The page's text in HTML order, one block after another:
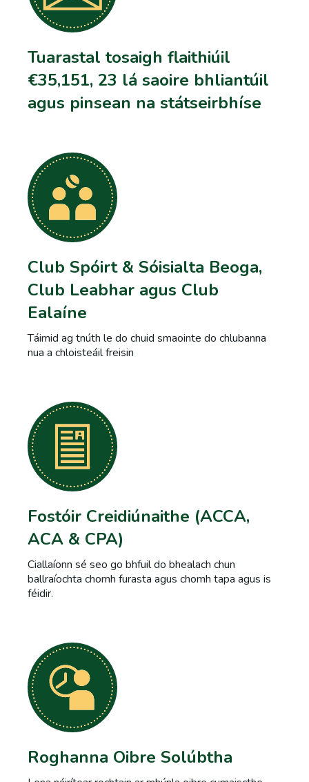
Tuarastal tosaigh flaithiúil
€35,151, 23 lá saoire bhliantúil
agus pinsean na státseirbhíse
Club Spóirt & Sóisialta Beoga,
Club Leabhar agus Club
Ealaíne
Táimid ag tnúth le do chuid smaointe do chlubanna
nua a chloisteáil freisin
Fostóir Creidiúnaithe (ACCA,
ACA & CPA)
Ciallaíonn sé seo go bhfuil do bhealach chun
ballraíochta chomh furasta agus chomh tapa agus is
féidir.
Roghanna Oibre Solúbtha